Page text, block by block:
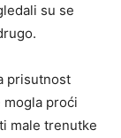
su se
prisutnost
mogla proći
male trenutke